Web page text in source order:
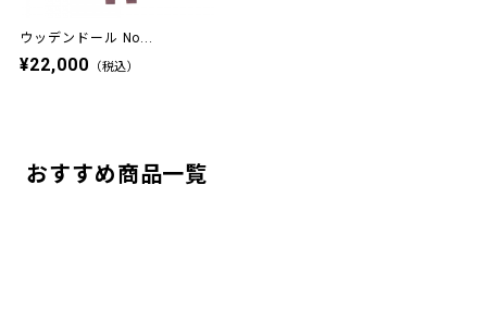
ウッデンドール No...
¥22,000 （税込）
おすすめ商品一覧